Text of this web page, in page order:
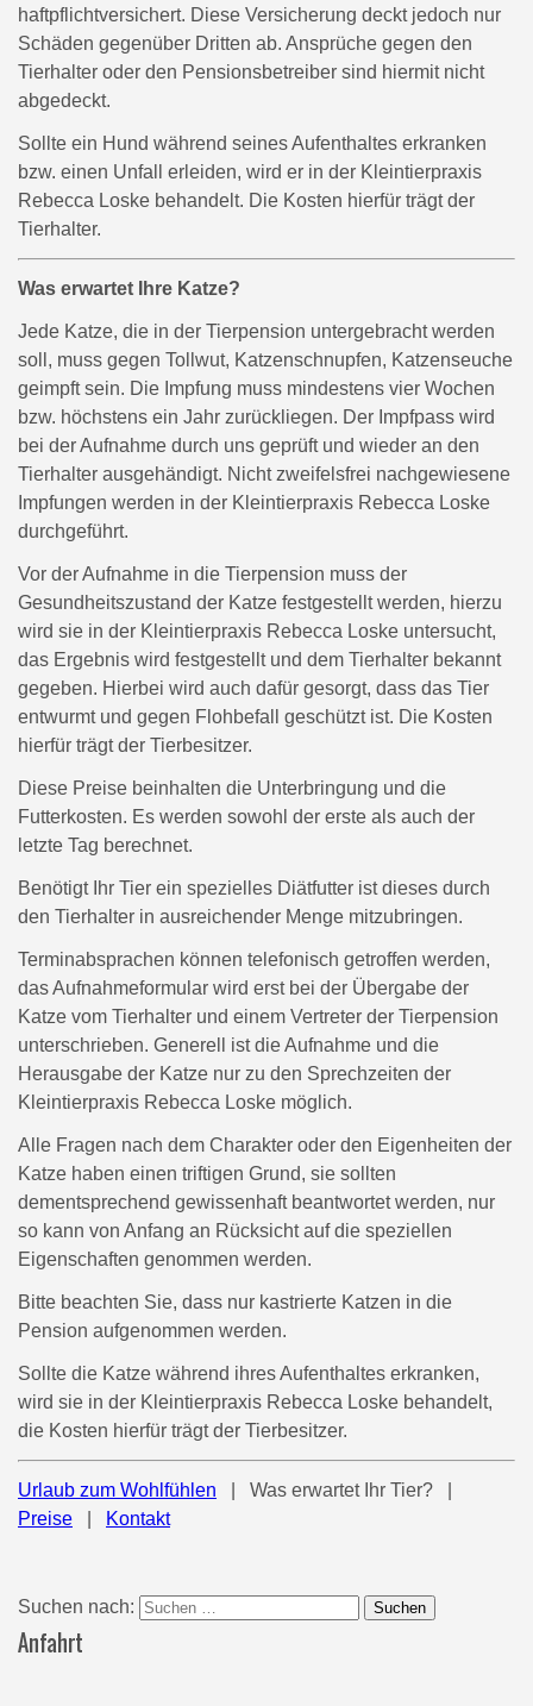
haftpflichtversichert. Diese Versicherung deckt jedoch nur
Schäden gegenüber Dritten ab. Ansprüche gegen den
Tierhalter oder den Pensionsbetreiber sind hiermit nicht
abgedeckt.
Sollte ein Hund während seines Aufenthaltes erkranken
bzw. einen Unfall erleiden, wird er in der Kleintierpraxis
Rebecca Loske behandelt. Die Kosten hierfür trägt der
Tierhalter.
Was erwartet Ihre Katze?
Jede Katze, die in der Tierpension untergebracht werden
soll, muss gegen Tollwut, Katzenschnupfen, Katzenseuche
geimpft sein. Die Impfung muss mindestens vier Wochen
bzw. höchstens ein Jahr zurückliegen. Der Impfpass wird
bei der Aufnahme durch uns geprüft und wieder an den
Tierhalter ausgehändigt. Nicht zweifelsfrei nachgewiesene
Impfungen werden in der Kleintierpraxis Rebecca Loske
durchgeführt.
Vor der Aufnahme in die Tierpension muss der
Gesundheitszustand der Katze festgestellt werden, hierzu
wird sie in der Kleintierpraxis Rebecca Loske untersucht,
das Ergebnis wird festgestellt und dem Tierhalter bekannt
gegeben. Hierbei wird auch dafür gesorgt, dass das Tier
entwurmt und gegen Flohbefall geschützt ist. Die Kosten
hierfür trägt der Tierbesitzer.
Diese Preise beinhalten die Unterbringung und die
Futterkosten. Es werden sowohl der erste als auch der
letzte Tag berechnet.
Benötigt Ihr Tier ein spezielles Diätfutter ist dieses durch
den Tierhalter in ausreichender Menge mitzubringen.
Terminabsprachen können telefonisch getroffen werden,
das Aufnahmeformular wird erst bei der Übergabe der
Katze vom Tierhalter und einem Vertreter der Tierpension
unterschrieben. Generell ist die Aufnahme und die
Herausgabe der Katze nur zu den Sprechzeiten der
Kleintierpraxis Rebecca Loske möglich.
Alle Fragen nach dem Charakter oder den Eigenheiten der
Katze haben einen triftigen Grund, sie sollten
dementsprechend gewissenhaft beantwortet werden, nur
so kann von Anfang an Rücksicht auf die speziellen
Eigenschaften genommen werden.
Bitte beachten Sie, dass nur kastrierte Katzen in die
Pension aufgenommen werden.
Sollte die Katze während ihres Aufenthaltes erkranken,
wird sie in der Kleintierpraxis Rebecca Loske behandelt,
die Kosten hierfür trägt der Tierbesitzer.
Urlaub zum Wohlfühlen | Was erwartet Ihr Tier? |
Preise
Kontakt
Suchen nach:
Anfahrt